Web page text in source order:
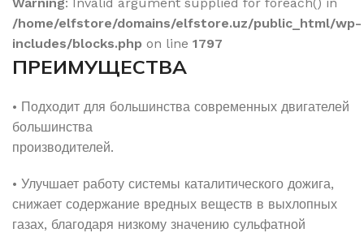
/home/elfstore/domains/elfstore.uz/public_html/wp-
includes/blocks.php on line 1797
ПРЕИМУЩЕСТВА
• Подходит для большинства современных двигателей
большинства
производителей.
• Улучшает работу системы каталитического дожига,
снижает содержание вредных веществ в выхлопных
газах, благодаря низкому значению сульфатной